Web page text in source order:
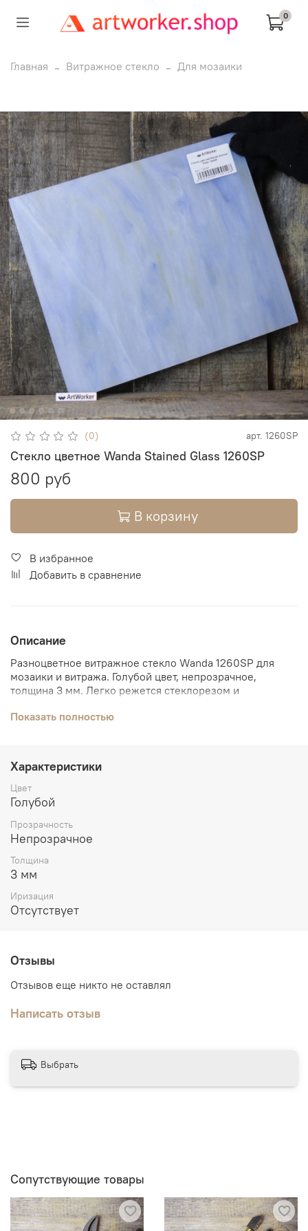
0
Главная Витражное стекло Для мозаики
(0) арт. 1260SP
Стекло цветное Wanda Stained Glass 1260SP
800 руб
В корзину
В избранное
Добавить в сравнение
Описание
Разноцветное витражное стекло Wanda 1260SP для
мозаики и витража. Голубой цвет, непрозрачное,
толщина 3 мм. Легко режется стеклорезом и
Показать полностью
Характеристики
Цвет
Голубой
Прозрачность
Непрозрачное
Толщина
3 мм
Иризация
Отсутствует
Отзывы
Отзывов еще никто не оставлял
Написать отзыв
Выбрать
Сопутствующие товары